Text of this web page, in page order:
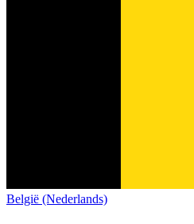
België (Nederlands)